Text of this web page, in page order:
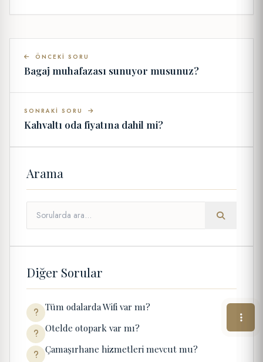
ÖNCEKI SORU
Bagaj muhafazası sunuyor musunuz?
SONRAKI SORU
Kahvaltı oda fiyatına dahil mi?
Arama
Diğer Sorular
Tüm odalarda Wifi var mı?
Otelde otopark var mı?
Çamaşırhane hizmetleri mevcut mu?